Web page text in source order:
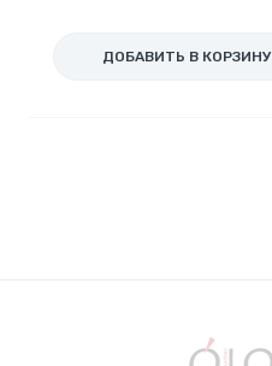
ДОБАВИТЬ В КОРЗИНУ